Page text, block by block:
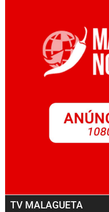
TV MALAGUETA